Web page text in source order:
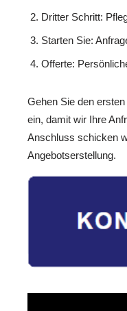
Dritter Schritt:
Starten Sie:
Offerte:
Gehen Sie den
ein, damit wir Ihre
Anschluss schicken
Angebotserstellung.